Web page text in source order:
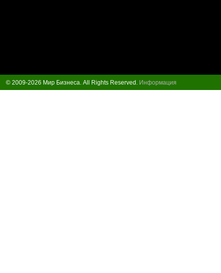
© 2009-2026 Мир Бизнеса. All Rights Reserved. Информация